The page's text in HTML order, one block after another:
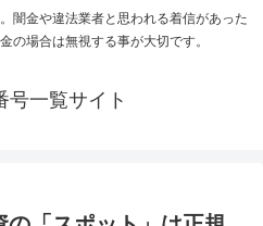
闇金や違法業者と思われる着信があった
の場合は無視する事が大切です。
号一覧サイト